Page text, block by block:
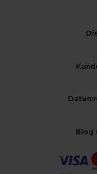
Blog